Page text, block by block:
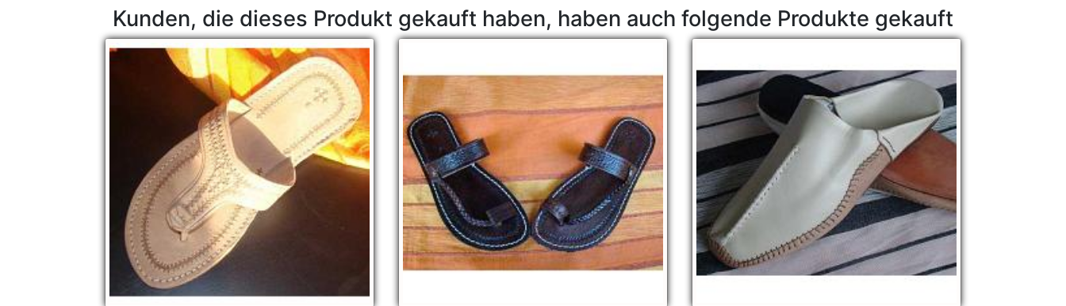
Kunden, die dieses Produkt gekauft haben, haben auch folgende Produkte gekauft